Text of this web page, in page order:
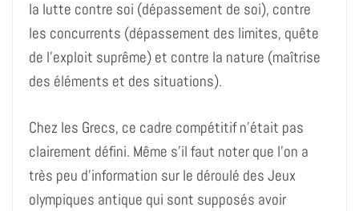
la lutte contre soi (dépassement de soi), contre
les concurrents (dépassement des limites, quête
de l’exploit suprême) et contre la nature (maîtrise
des éléments et des situations).
Chez les Grecs, ce cadre compétitif n’était pas
clairement défini. Même s’il faut noter que l’on a
très peu d’information sur le déroulé des Jeux
olympiques antique qui sont supposés avoir